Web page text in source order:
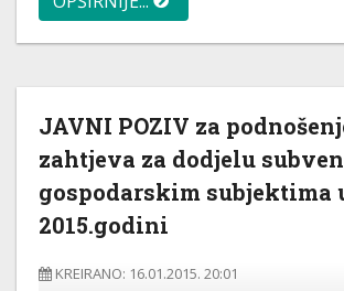
JAVNI POZIV za
zahtjeva za dodjelu
gospodarskim subjektima
2015.godini
KREIRANO: 16.01.2015. 20:01